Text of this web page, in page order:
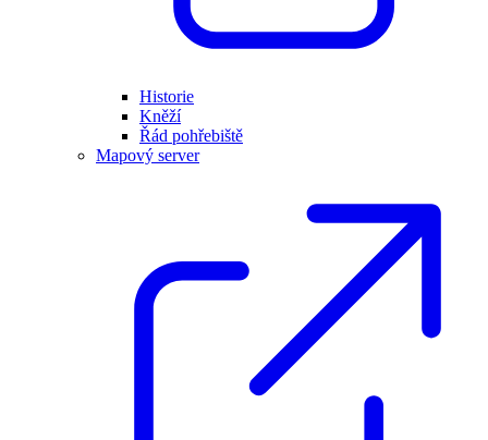
Historie
Kněží
Řád pohřebiště
Mapový server